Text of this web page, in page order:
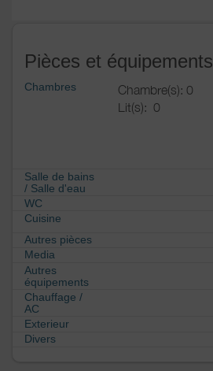
Pièces et équipements
Chambres
Chambre(s): 0
Lit(s): 0
Salle de bains
/ Salle d'eau
WC
Cuisine
Autres pièces
Media
Autres
équipements
Chauffage /
AC
Exterieur
Divers